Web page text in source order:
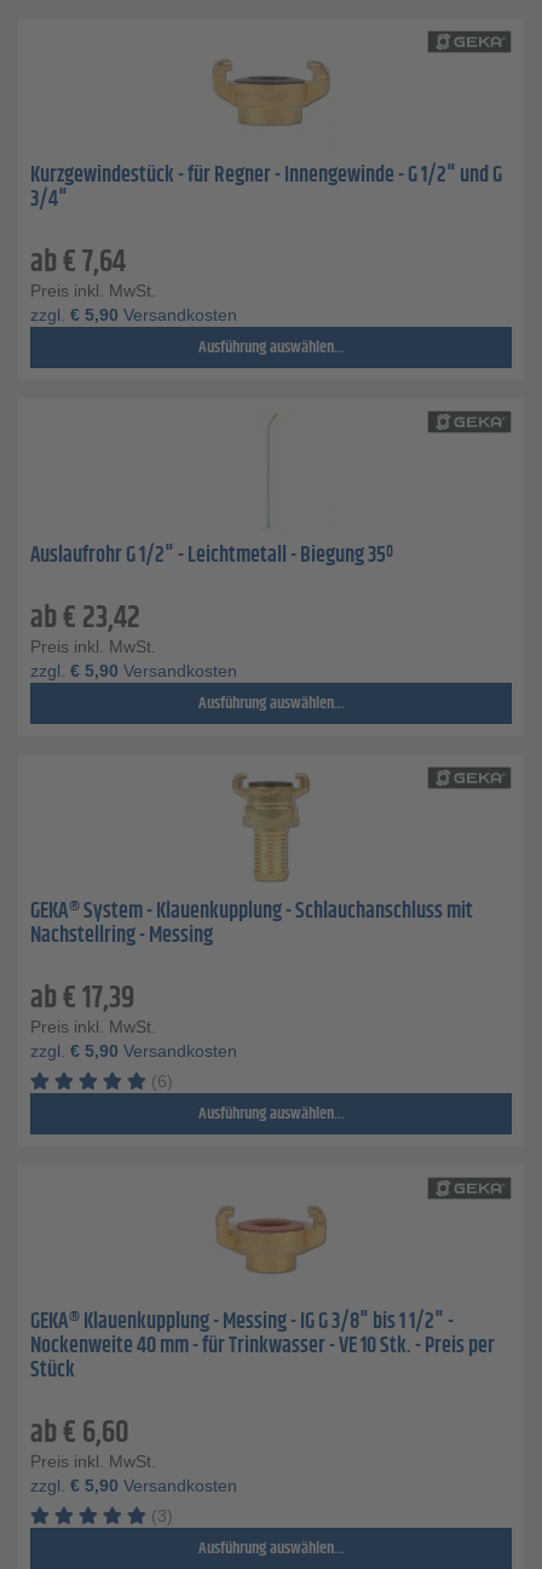
Kurzgewindestück - für Regner - Innengewinde - G 1/2" und G
3/4"
ab€7,64
Preis inkl. MwSt.
zzgl. € 5,90 Versandkosten
Ausführung auswählen...
Auslaufrohr G 1/2" - Leichtmetall - Biegung 35º
ab€23,42
Preis inkl. MwSt.
zzgl. € 5,90 Versandkosten
Ausführung auswählen...
GEKA® System - Klauenkupplung - Schlauchanschluss mit
Nachstellring - Messing
ab€17,39
Preis inkl. MwSt.
zzgl. € 5,90 Versandkosten
(6)
Ausführung auswählen...
GEKA® Klauenkupplung - Messing - IG G 3/8" bis 1 1/2" -
Nockenweite 40 mm - für Trinkwasser - VE 10 Stk. - Preis per
Stück
ab€6,60
Preis inkl. MwSt.
zzgl. € 5,90 Versandkosten
(3)
Ausführung auswählen...